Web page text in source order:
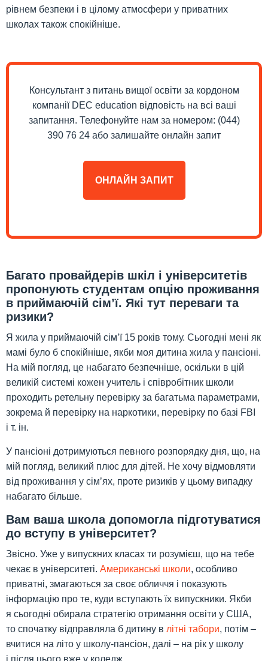
рівнем безпеки і в цілому атмосфери у приватних
школах також спокійніше.
Консультант з питань вищої освіти за кордоном
компанії DEC education відповість на всі ваші
запитання. Телефонуйте нам за номером: (044)
390 76 24 або залишайте онлайн запит
ОНЛАЙН ЗАПИТ
Багато провайдерів шкіл і університетів
пропонують студентам опцію проживання
в приймаючій сім’ї. Які тут переваги та
ризики?
Я жила у приймаючій сім’ї 15 років тому. Сьогодні мені як
мамі було б спокійніше, якби моя дитина жила у пансіоні.
На мій погляд, це набагато безпечніше, оскільки в цій
великій системі кожен учитель і співробітник школи
проходить ретельну перевірку за багатьма параметрами,
зокрема й перевірку на наркотики, перевірку по базі FBI
і т. ін.
У пансіоні дотримуються певного розпорядку дня, що, на
мій погляд, великий плюс для дітей. Не хочу відмовляти
від проживання у сім’ях, проте ризиків у цьому випадку
набагато більше.
Вам ваша школа допомогла підготуватися
до вступу в університет?
Звісно. Уже у випускних класах ти розумієш, що на тебе
чекає в університеті. Американські школи, особливо
приватні, змагаються за своє обличчя і показують
інформацію про те, куди вступають їх випускники. Якби
я сьогодні обирала стратегію отримання освіти у США,
то спочатку відправляла б дитину в літні табори, потім –
вчитися на літо у школу-пансіон, далі – на рік у школу
і після цього вже у коледж.